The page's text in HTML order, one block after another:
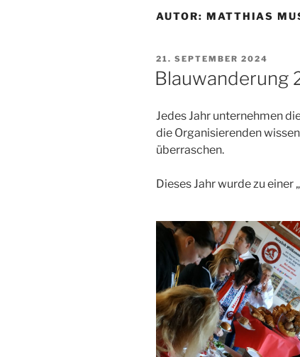
AUTOR: MATTHIAS
VERÖFFENTLICHT
AM
21. SEPTEMBER 2024
Blauwanderung
Jedes Jahr unternehmen
die Organisierenden
überraschen.
Dieses Jahr wurde zu einer